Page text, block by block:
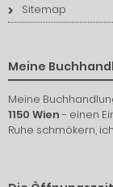
Sitemap
Meine
Meine
1150 Wien- einen
Ruhe schmökern,